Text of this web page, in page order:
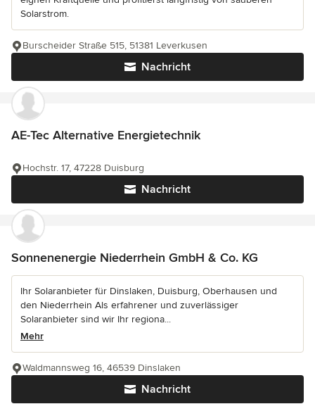
Solarstrom.
Nachricht
Burscheider Straße 515, 51381 Leverkusen
AE-Tec Alternative Energietechnik
Nachricht
Hochstr. 17, 47228 Duisburg
Sonnenenergie Niederrhein GmbH & Co. KG
Ihr Solaranbieter für Dinslaken, Duisburg, Oberhausen und
den Niederrhein Als erfahrener und zuverlässiger
Solaranbieter sind wir Ihr regiona...
Mehr
Nachricht
Waldmannsweg 16, 46539 Dinslaken